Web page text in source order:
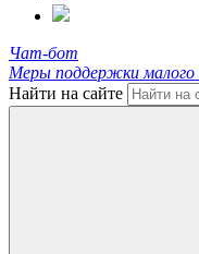
Чат-бот
Меры поддержки малого
Найти на сайте